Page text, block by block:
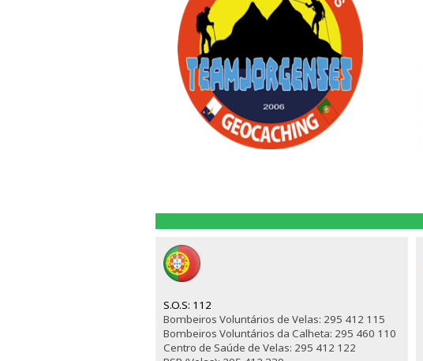
S.O.S: 112
Bombeiros Voluntários de Velas: 295 412 115
Bombeiros Voluntários da Calheta: 295 460 110
Centro de Saúde de Velas: 295 412 122